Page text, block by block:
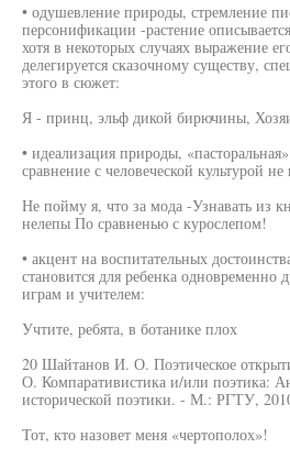
• одушевление природы, стремление
персонификации -растение
хотя в некоторых случаях выражение
делегируется сказочному существу,
этого в сюжет:
Я - принц, эльф дикой бирючины,
• идеализация природы,
сравнение с человеческой культурой не
Не пойму я, что за мода -Узнавать из
нелепы По сравненью с курослепом!
• акцент на воспитательных
становится для ребенка
играм и учителем:
Учтите, ребята, в ботанике плох
20 Шайтанов И. О. Поэтическое
О. Компаративистика и/или поэтика:
исторической поэтики. - М.: РГТУ,
Тот, кто назовет меня «чертополох»!